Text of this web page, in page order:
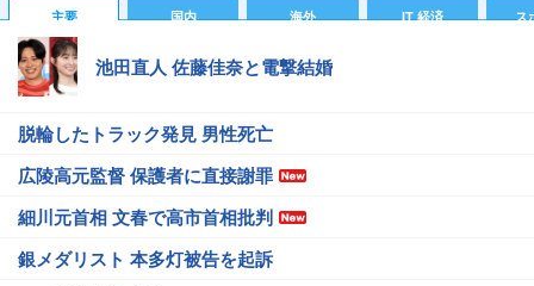
主要 国内 海外 IT 経済 ス
池田直人 佐藤佳奈と電撃結婚
脱輪したトラック発見 男性死亡
広陵高元監督 保護者に直接謝罪
細川元首相 文春で高市首相批判
銀メダリスト 本多灯被告を起訴